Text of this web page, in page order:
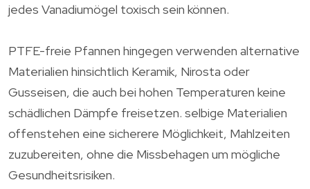
jedes Vanadiumögel toxisch sein können.
PTFE-freie Pfannen hingegen verwenden alternative
Materialien hinsichtlich Keramik, Nirosta oder
Gusseisen, die auch bei hohen Temperaturen keine
schädlichen Dämpfe freisetzen. selbige Materialien
offenstehen eine sicherere Möglichkeit, Mahlzeiten
zuzubereiten, ohne die Missbehagen um mögliche
Gesundheitsrisiken.